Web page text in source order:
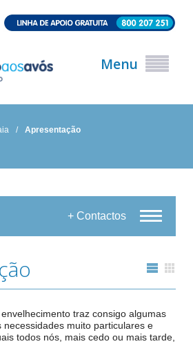
Menu
/ Apresentação
+ Contactos
traz consigo algumas
necessidades muito particulares e
todos nós, mais cedo ou mais tarde,